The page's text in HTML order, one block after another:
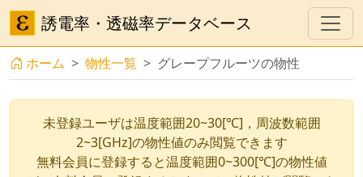
誘電率・透磁率データベース
ホーム 物性一覧 グレープフルーツの物性
未登録ユーザは温度範囲20~30[℃]，周波数範囲
2~3[GHz]の物性値のみ閲覧できます
無料会員に登録すると温度範囲0~300[℃]の物性値